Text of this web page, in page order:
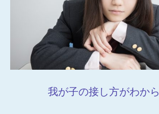
我が子の接し方がわか